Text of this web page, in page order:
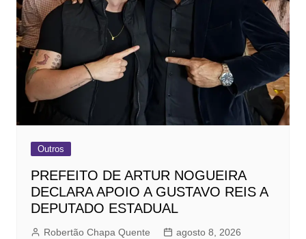
Outros
PREFEITO DE ARTUR NOGUEIRA
DECLARA APOIO A GUSTAVO REIS A
DEPUTADO ESTADUAL
Robertão Chapa Quente
agosto 8, 2026